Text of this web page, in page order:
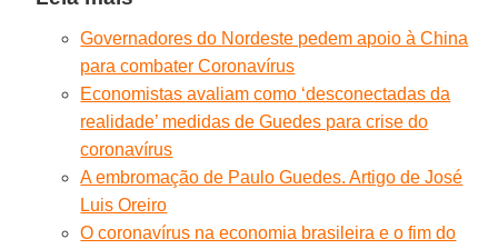
Governadores do Nordeste pedem apoio à China
para combater Coronavírus
Economistas avaliam como ‘desconectadas da
realidade’ medidas de Guedes para crise do
coronavírus
A embromação de Paulo Guedes. Artigo de José
Luis Oreiro
O coronavírus na economia brasileira e o fim do